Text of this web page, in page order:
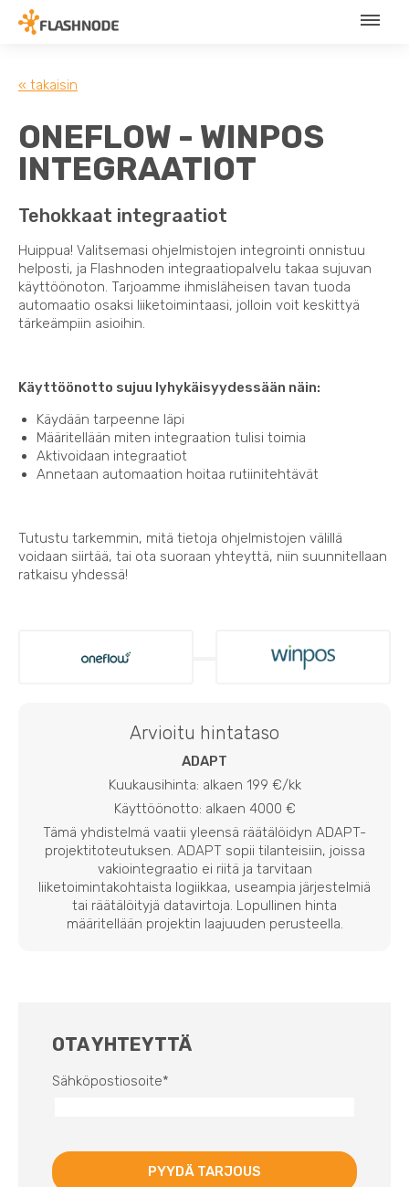
« takaisin
ONEFLOW - WINPOS
INTEGRAATIOT
Tehokkaat integraatiot
Huippua! Valitsemasi ohjelmistojen integrointi onnistuu
helposti, ja Flashnoden integraatiopalvelu takaa sujuvan
käyttöönoton. Tarjoamme ihmisläheisen tavan tuoda
automaatio osaksi liiketoimintaasi, jolloin voit keskittyä
tärkeämpiin asioihin.
Käyttöönotto sujuu lyhykäisyydessään näin:
Käydään tarpeenne läpi
Määritellään miten integraation tulisi toimia
Aktivoidaan integraatiot
Annetaan automaation hoitaa rutiinitehtävät
Tutustu tarkemmin, mitä tietoja ohjelmistojen välillä
voidaan siirtää, tai ota suoraan yhteyttä, niin suunnitellaan
ratkaisu yhdessä!
Arvioitu hintataso
ADAPT
Kuukausihinta: alkaen 199 €/kk
Käyttöönotto: alkaen 4000 €
Tämä yhdistelmä vaatii yleensä räätälöidyn ADAPT-
projektitoteutuksen. ADAPT sopii tilanteisiin, joissa
vakiointegraatio ei riitä ja tarvitaan
liiketoimintakohtaista logiikkaa, useampia järjestelmiä
tai räätälöityjä datavirtoja. Lopullinen hinta
määritellään projektin laajuuden perusteella.
OTA YHTEYTTÄ
Sähköpostiosoite*